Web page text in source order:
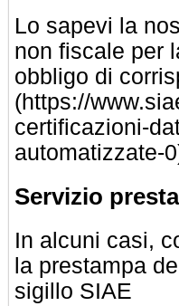
Lo sapevi la
non fiscale per
obbligo di
(https://
certificazioni-
automatizzate-
Servizio
In alcuni casi,
la prestampa
sigillo SIAE